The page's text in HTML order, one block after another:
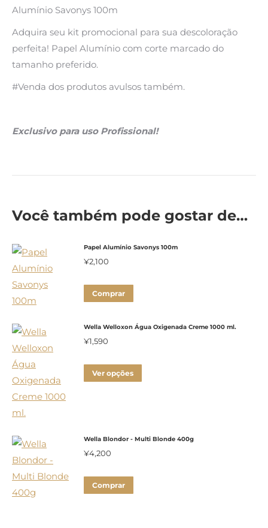
Alumínio Savonys 100m
Adquira seu kit promocional para sua descoloração
perfeita! Papel Alumínio com corte marcado do
tamanho preferido.
#Venda dos produtos avulsos também.
Exclusivo para uso Profissional!
Você também pode gostar de…
Papel Alumínio Savonys 100m
¥2,100
Comprar
Wella Welloxon Água Oxigenada Creme 1000 ml.
¥1,590
Ver opções
variantes.
Wella Blondor - Multi Blonde 400g
¥4,200
Comprar